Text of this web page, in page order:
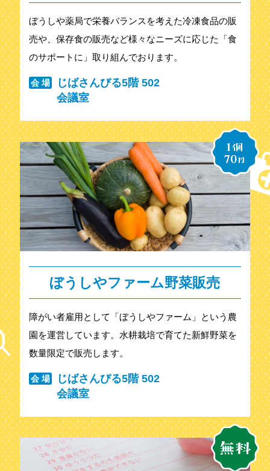
ぼうしや薬局で栄養バランスを考えた冷凍食品の販
売や、保存食の販売など様々なニーズに応じた「食
のサポートに」取り組んでおります。
会 場
じばさんびる5階 502
会議室
ぼうしやファーム野菜販売
障がい者雇用として「ぼうしやファーム」という農
園を運営しています。水耕栽培で育てた新鮮野菜を
数量限定で販売します。
会 場
じばさんびる5階 502
会議室